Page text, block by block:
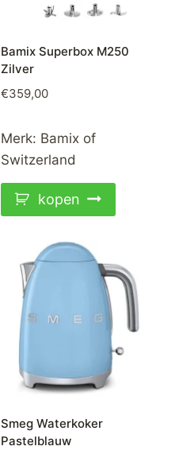
Bamix Superbox M250
Zilver
€359,00
Merk: Bamix of
Switzerland
kopen
Smeg Waterkoker
Pastelblauw